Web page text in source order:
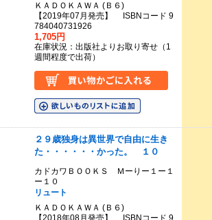
ＫＡＤＯＫＡＷＡ (Ｂ６)
【2019年07月発売】 ISBNコード 9
784040731926
1,705円
在庫状況：出版社よりお取り寄せ（1
週間程度で出荷）
２９歳独身は異世界で自由に生き
た・・・・・・かった。 １０
カドカワＢＯＯＫＳ Ｍーりー１ー１
ー１０
リュート
ＫＡＤＯＫＡＷＡ (Ｂ６)
【2018年08月発売】 ISBNコード 9